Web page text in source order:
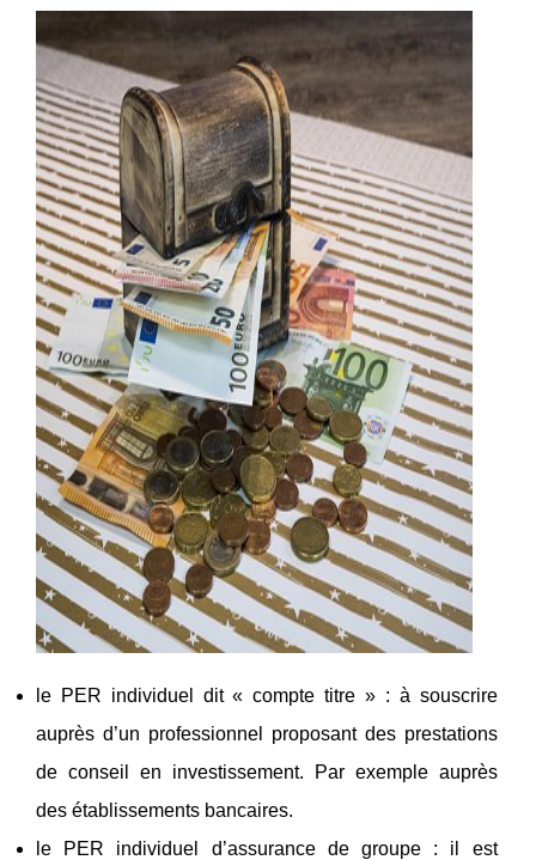
le PER individuel dit « compte titre » : à souscrire
auprès d’un professionnel proposant des prestations
de conseil en investissement. Par exemple auprès
des établissements bancaires.
le PER individuel d’assurance de groupe : il est